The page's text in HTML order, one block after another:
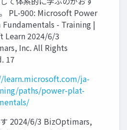
PL-900: Microsoft Power
- Training |
Learn 2024/6/3
Inc. All Rights
17
learn.microsoft.com/ja-
paths/power-plat-
2024/6/3 BizOptimars,